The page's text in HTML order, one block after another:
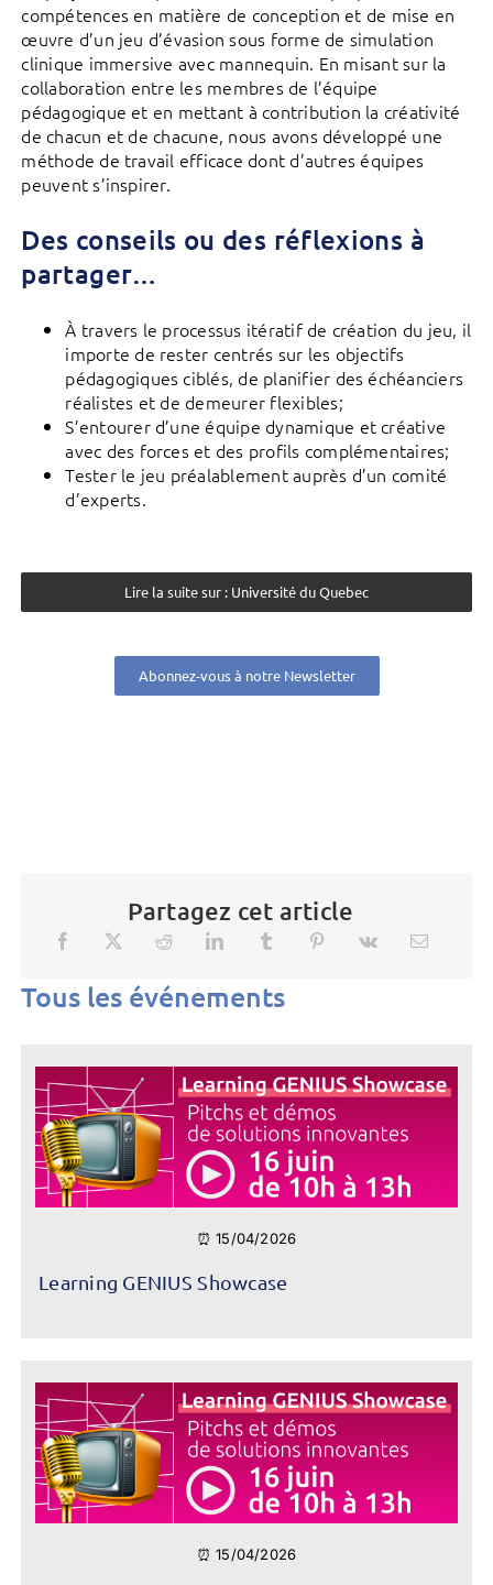
compétences en matière de conception et de mise en
œuvre d’un jeu d’évasion sous forme de simulation
clinique immersive avec mannequin. En misant sur la
collaboration entre les membres de l’équipe
pédagogique et en mettant à contribution la créativité
de chacun et de chacune, nous avons développé une
méthode de travail efficace dont d’autres équipes
peuvent s’inspirer.
Des conseils ou des réflexions à
partager…
À travers le processus itératif de création du jeu, il
importe de rester centrés sur les objectifs
pédagogiques ciblés, de planifier des échéanciers
réalistes et de demeurer flexibles;
S’entourer d’une équipe dynamique et créative
avec des forces et des profils complémentaires;
Tester le jeu préalablement auprès d’un comité
d’experts.
Lire la suite sur : Université du Quebec
Abonnez-vous à notre Newsletter
Partagez cet article
Tous les événements
⏰ 15/04/2026
Learning GENIUS Showcase
⏰ 15/04/2026